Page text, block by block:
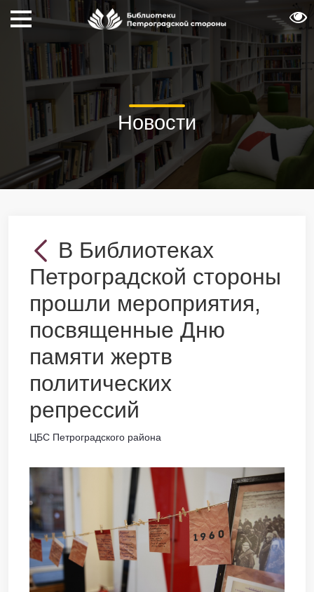
Новости
В Библиотеках
Петроградской стороны
прошли мероприятия,
посвященные Дню
памяти жертв
политических
репрессий
ЦБС Петроградского района